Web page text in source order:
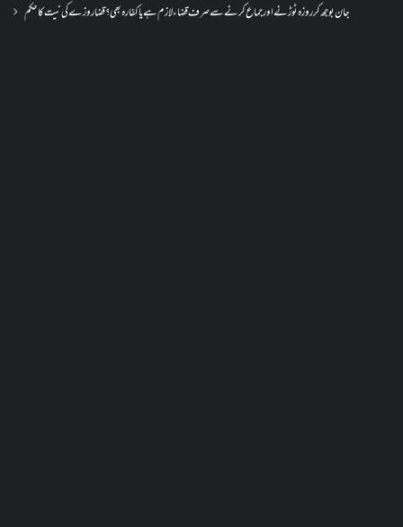
جان بوجھ کر روزہ ٹوڑنے اور جماع کرنے سے صرف قضاء لازم ہے یا کفارہ بھی؟ قضا روزے کی نیت کا حکم